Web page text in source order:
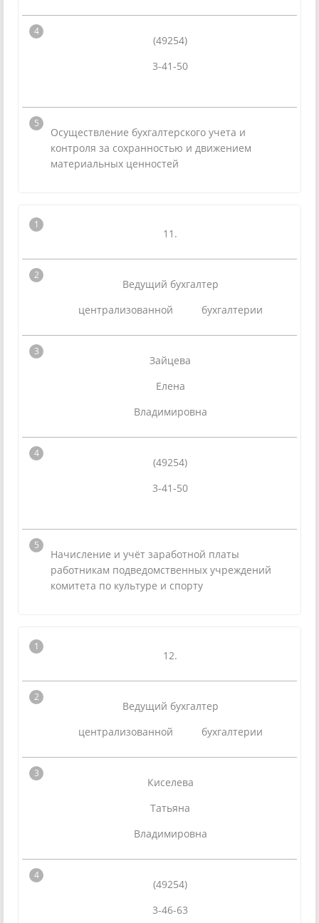
(49254)
3-41-50
Осуществление бухгалтерского учета и
контроля за сохранностью и движением
материальных ценностей
11.
Ведущий бухгалтер
централизованной бухгалтерии
Зайцева
Елена
Владимировна
(49254)
3-41-50
Начисление и учёт заработной платы
работникам подведомственных учреждений
комитета по культуре и спорту
12.
Ведущий бухгалтер
централизованной бухгалтерии
Киселева
Татьяна
Владимировна
(49254)
3-46-63